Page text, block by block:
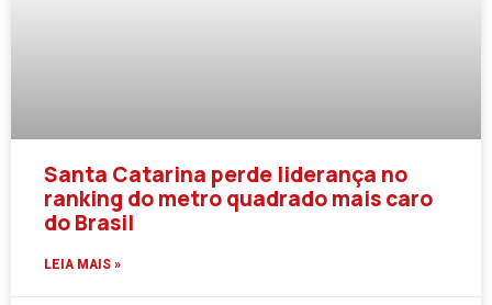
Santa Catarina perde liderança no
ranking do metro quadrado mais caro
do Brasil
LEIA MAIS »